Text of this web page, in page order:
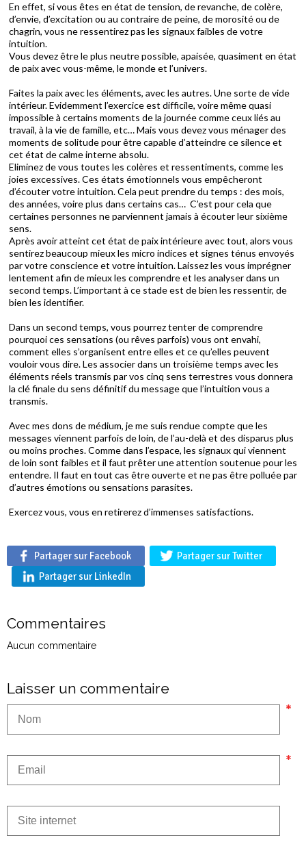
En effet, si vous êtes en état de tension, de revanche, de colère,
d’envie, d’excitation ou au contraire de peine, de morosité ou de
chagrin, vous ne ressentirez pas les signaux faibles de votre
intuition.
Vous devez être le plus neutre possible, apaisée, quasiment en état
de paix avec vous-même, le monde et l’univers.
Faites la paix avec les éléments, avec les autres. Une sorte de vide
intérieur. Evidemment l’exercice est difficile, voire même quasi
impossible à certains moments de la journée comme ceux liés au
travail, à la vie de famille, etc… Mais vous devez vous ménager des
moments de solitude pour être capable d’atteindre ce silence et
cet état de calme interne absolu.
Eliminez de vous toutes les colères et ressentiments, comme les
joies excessives. Ces états émotionnels vous empêcheront
d’écouter votre intuition. Cela peut prendre du temps : des mois,
des années, voire plus dans certains cas… C’est pour cela que
certaines personnes ne parviennent jamais à écouter leur sixième
sens.
Après avoir atteint cet état de paix intérieure avec tout, alors vous
sentirez beaucoup mieux les micro indices et signes ténus envoyés
par votre conscience et votre intuition. Laissez les vous imprégner
lentement afin de mieux les comprendre et les analyser dans un
second temps. L’important à ce stade est de bien les ressentir, de
bien les identifier.
Dans un second temps, vous pourrez tenter de comprendre
pourquoi ces sensations (ou rêves parfois) vous ont envahi,
comment elles s’organisent entre elles et ce qu’elles peuvent
vouloir vous dire. Les associer dans un troisième temps avec les
éléments réels transmis par vos cinq sens terrestres vous donnera
la clé finale du sens définitif du message que l’intuition vous a
transmis.
Avec mes dons de médium, je me suis rendue compte que les
messages viennent parfois de loin, de l’au-delà et des disparus plus
ou moins proches. Comme dans l’espace, les signaux qui viennent
de loin sont faibles et il faut prêter une attention soutenue pour les
entendre. Il faut en tout cas être ouverte et ne pas être polluée par
d’autres émotions ou sensations parasites.
Exercez vous, vous en retirerez d’immenses satisfactions.
Partager sur Facebook
Partager sur Twitter
Partager sur LinkedIn
Commentaires
Aucun commentaire
Laisser un commentaire